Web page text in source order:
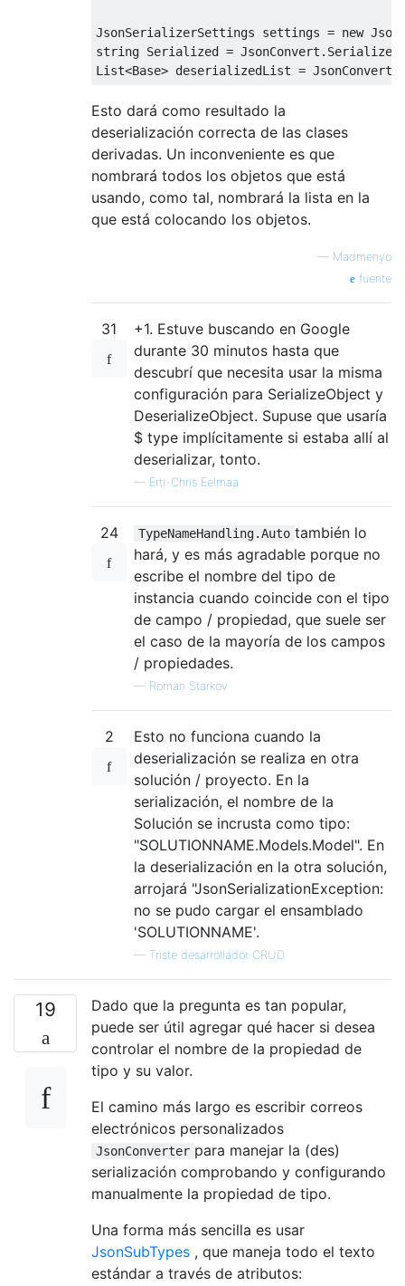
JsonSerializerSettings settings = new
string Serialized = JsonConvert .
List<Base> deserializedList = JsonConvert
Esto dará como resultado la
deserialización correcta de las clases
derivadas. Un inconveniente es que
nombrará todos los objetos que está
usando, como tal, nombrará la lista en la
que está colocando los objetos.
— Madmenyo
fuente
31
+1. Estuve buscando en Google
durante 30 minutos hasta que
descubrí que necesita usar la misma
configuración para SerializeObject y
DeserializeObject. Supuse que usaría
$ type implícitamente si estaba allí al
deserializar, tonto.
— Erti-Chris Eelmaa
24 TypeNameHandling.Auto también lo
hará, y es más agradable porque no
escribe el nombre del tipo de
instancia cuando coincide con el tipo
de campo / propiedad, que suele ser
el caso de la mayoría de los campos
/ propiedades.
— Roman Starkov
2
Esto no funciona cuando la
deserialización se realiza en otra
solución / proyecto. En la
serialización, el nombre de la
Solución se incrusta como tipo:
"SOLUTIONNAME.Models.Model". En
la deserialización en la otra solución,
arrojará "JsonSerializationException:
no se pudo cargar el ensamblado
'SOLUTIONNAME'.
— Triste desarrollador CRUD
19
Dado que la pregunta es tan popular,
puede ser útil agregar qué hacer si desea
controlar el nombre de la propiedad de
tipo y su valor.
El camino más largo es escribir correos
electrónicos personalizados
JsonConverter para manejar la (des)
serialización comprobando y configurando
manualmente la propiedad de tipo.
Una forma más sencilla es usar
JsonSubTypes , que maneja todo el texto
estándar a través de atributos: